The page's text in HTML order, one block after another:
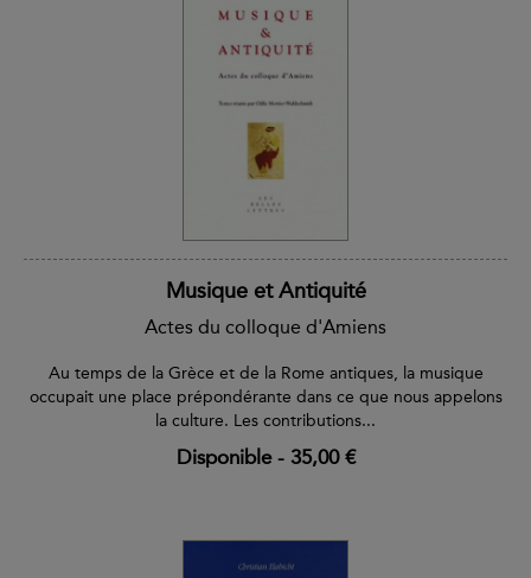
Musique et Antiquité
Actes du colloque d'Amiens
Au temps de la Grèce et de la Rome antiques, la musique
occupait une place prépondérante dans ce que nous appelons
la culture. Les contributions...
Disponible- 35,00 €